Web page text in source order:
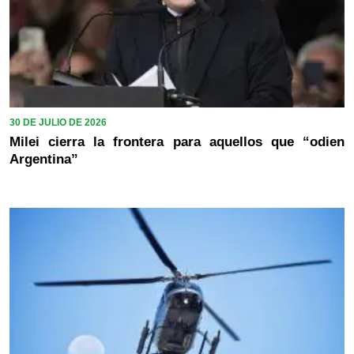
30 DE JULIO DE 2026
Milei cierra la frontera para aquellos que “odien
Argentina”